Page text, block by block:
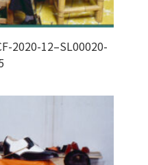
2020-12–SL00020-